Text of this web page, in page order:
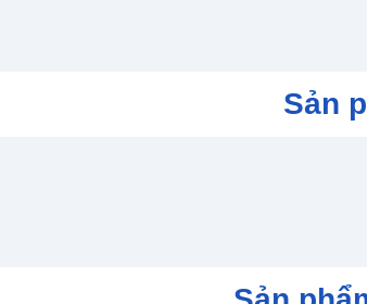
sẽ vượt qua các địa hình nguy hiểm không
kẻ thù trong thần thoại Bắc Âu, và tập hợp
Sản